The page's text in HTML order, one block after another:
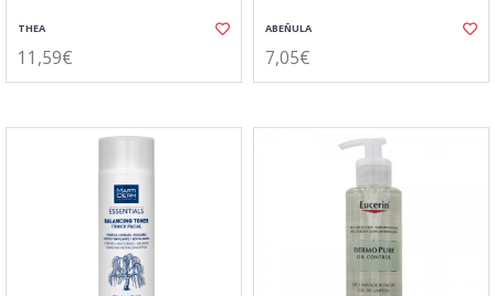
THEA
11,59€
ABEÑULA
7,05€